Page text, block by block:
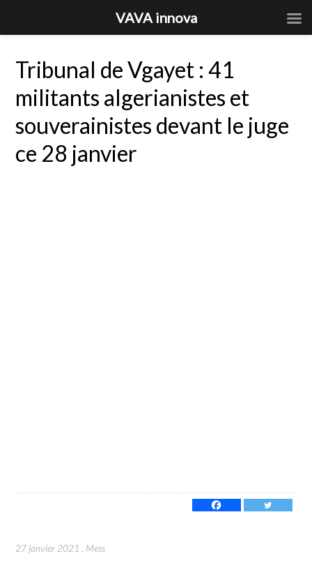
Tribunal de Vgayet : 41
militants algerianistes et
souverainistes devant le juge
ce 28 janvier
27 janvier 2021 , Mess
VAVA innova